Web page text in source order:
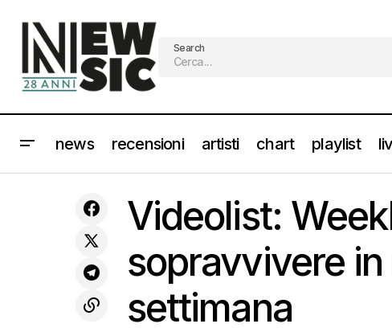
Search
news recensioni artisti chart playlist
cantare è una sorta di analisi per
capire meglio me stessaVideolist:
sopravvivere
settimana